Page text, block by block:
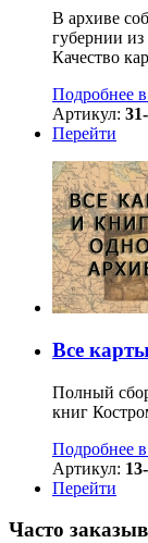
В архиве
губернии из
Качество
Подробнее
Артикул:
Перейти
Все
Полный
книг
Подробнее
Артикул:
Перейти
Часто